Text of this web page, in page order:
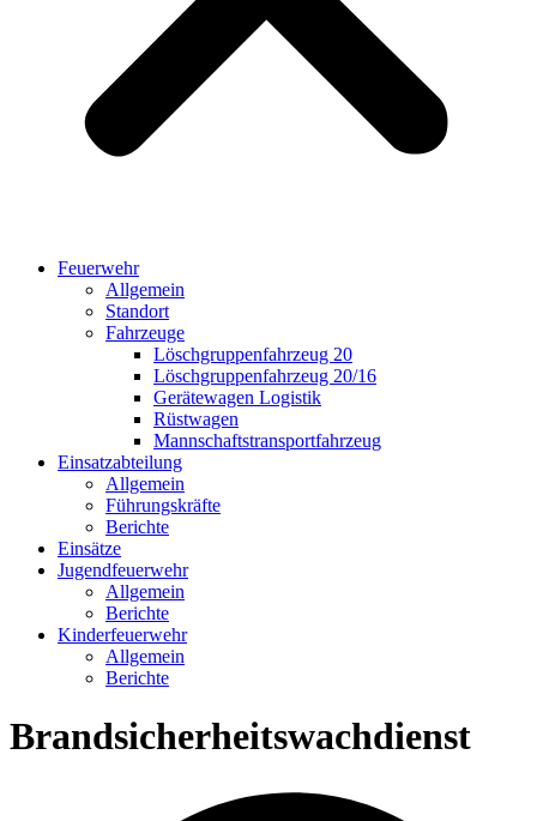
Feuerwehr
Allgemein
Standort
Fahrzeuge
Löschgruppen­fahrzeug 20
Lösch­gruppen­fahrzeug 20/16
Geräte­wagen Logistik
Rüst­wagen
Mannschafts­transportfahrzeug
Einsatz­abteilung
Allgemein
Führungs­kräfte
Berichte
Einsätze
Jugend­feuerwehr
Allgemein
Berichte
Kinder­feuerwehr
Allgemein
Berichte
Brandsicherheitswachdienst